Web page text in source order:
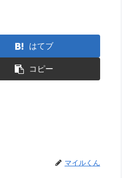
はてブ
コピー
マイルくん